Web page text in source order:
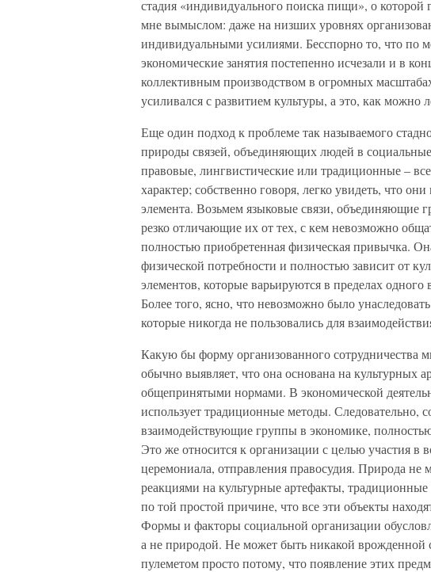
стадия «индивидуального поиска пищи», о которой
мне вымыслом: даже на низших уровнях
индивидуальными усилиями. Бесспорно то, что по
экономические занятия постепенно исчезали и в
коллективным производством в огромных
усиливался с развитием культуры, а это, как можно
Еще один подход к проблеме так называемого
природы связей, объединяющих людей в
правовые, лингвистические или традиционные –
характер; собственно говоря, легко увидеть, что
элемента. Возьмем языковые связи, объединяющие
резко отличающие их от тех, с кем невозможно
полностью приобретенная физическая привычка.
физической потребности и полностью зависит от
элементов, которые варьируются в пределах
Более того, ясно, что невозможно было
которые никогда не пользовались для
Какую бы форму организованного сотрудничества
обычно выявляет, что она основана на культурных
общепринятыми нормами. В экономической
использует традиционные методы. Следовательно,
взаимодействующие группы в экономике,
Это же относится к организации с целью участия в
церемониала, отправления правосудия. Природа не
реакциями на культурные артефакты,
по той простой причине, что все эти объекты
Формы и факторы социальной организации
а не природой. Не может быть никакой врожденной
пулеметом просто потому, что появление этих